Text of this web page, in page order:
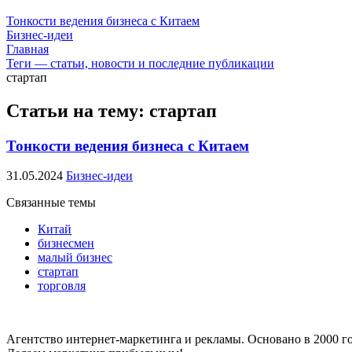
Тонкости ведения бизнеса с Китаем
Бизнес-идеи
Главная
Теги — статьи, новости и последние публикации
стартап
Статьи на тему: стартап
Тонкости ведения бизнеса с Китаем
31.05.2024 Бизнес-идеи
Связанные темы
Китай
бизнесмен
малый бизнес
стартап
торговля
Агентство интернет-маркетинга и рекламы. Основано в 2000